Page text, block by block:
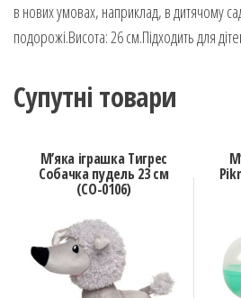
в нових умовах, наприклад, в дитячому
подорожі.Висота: 26 см.Підходить для
Супутні товари
М’яка іграшка Тигрес
Собачка пудель 23 см
(СО-0106)